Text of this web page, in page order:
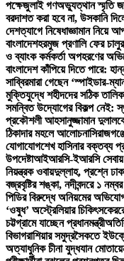
পক্ষেজুলাই গণঅভ্যুত্থান স্মৃতি
বরদাশত করা হবে না, উসকানি
দেশত্যাগে নিষেধাজ্ঞামান নিয়ে
বাংলাদেশহরমুজ প্রণালি ফের
ও ব্যাংক কর্মকর্তা অপহরণের
বাংলাদেশ কাঁপিয়ে দিতে পারে:
সাব্বিরমারা গেছেন ‘স্পাইডার-
মুক্তিযুদ্ধে শহীদদের সঠিক
সমন্বিত উদ্যোগের বিকল্প নেই:
প্রকৌশলী আহসানুজ্জামান
ঠিকাদার মহলে আলোচনা
যোগাযোগশেখ হাসিনার বক্তব্য
উপদেষ্টাআইআরসি-ইআরসি
নিয়ন্ত্রক ওবায়দুল্লাহ, প্রশ্নে
বজ্রবৃষ্টির শঙ্কা, নদীবন্দরে ১
পিডির বিরুদ্ধে অনিয়মের
‘ওষুধ’ অস্ট্রেলিয়ার চিকিৎসকের
চট্টগ্রামে যাচ্ছেন প্রধানমন্ত্রী
বিভাগরাশিয়ার সমুদ্রসৈকতে
অত্যাধুনিক চীনা যুদ্ধযান